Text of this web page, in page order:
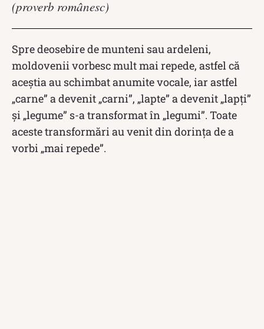
(proverb românesc)
Spre deosebire de munteni sau ardeleni,
moldovenii vorbesc mult mai repede, astfel că
aceștia au schimbat anumite vocale, iar astfel
„carne” a devenit „carni”, „lapte” a devenit „lapți”
și „legume” s-a transformat în „legumi”. Toate
aceste transformări au venit din dorința de a
vorbi „mai repede”.